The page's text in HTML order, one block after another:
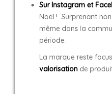
Sur Instagram et
Noël ! Surprenant
même dans la
période.
La marque reste
valorisation de